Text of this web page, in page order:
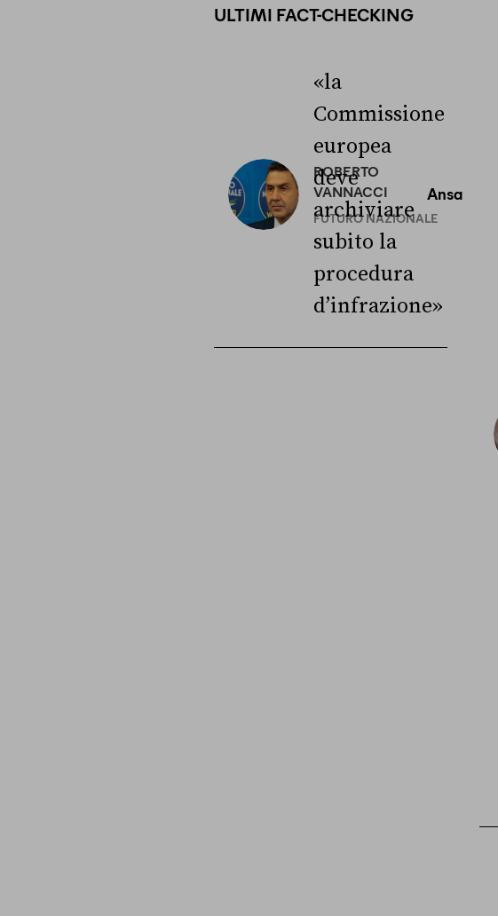
ULTIMI FACT-CHECKING
ROBERTO
VANNACCI
FUTURO NAZIONALE
«la
Commissione
europea
deve
archiviare
subito la
procedura
d’infrazione»
Ansa